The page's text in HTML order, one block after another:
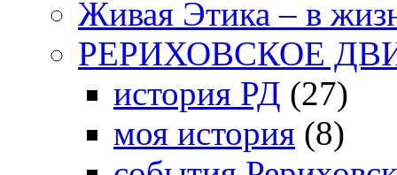
Живая Этика – в
РЕРИХОВСКОЕ
история РД (27)
моя история (8)